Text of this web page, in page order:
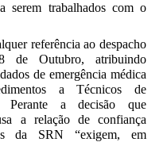
serem trabalhados com o
referência ao despacho
de Outubro, atribuindo
de emergência médica
a Técnicos de
Perante a decisão que
a relação de confiança
da SRN “exigem, em